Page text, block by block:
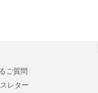
ご質問
レター